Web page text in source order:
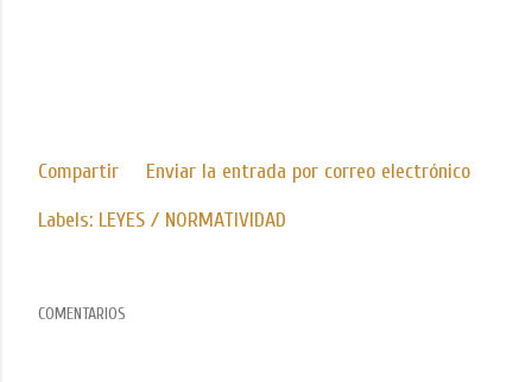
Compartir
Enviar la entrada por correo electrónico
Labels: LEYES / NORMATIVIDAD
COMENTARIOS